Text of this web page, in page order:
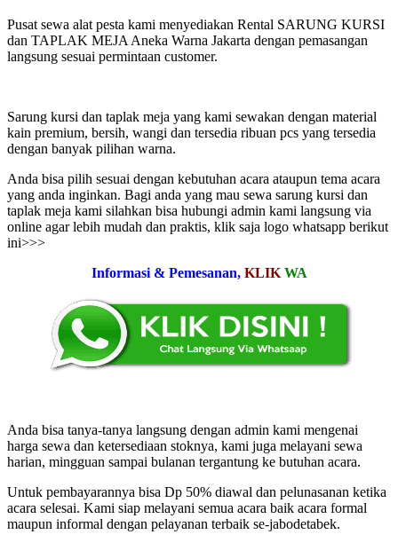
Pusat sewa alat pesta kami menyediakan Rental SARUNG KURSI
dan TAPLAK MEJA Aneka Warna Jakarta dengan pemasangan
langsung sesuai permintaan customer.
Sarung kursi dan taplak meja yang kami sewakan dengan material
kain premium, bersih, wangi dan tersedia ribuan pcs yang tersedia
dengan banyak pilihan warna.
Anda bisa pilih sesuai dengan kebutuhan acara ataupun tema acara
yang anda inginkan. Bagi anda yang mau sewa sarung kursi dan
taplak meja kami silahkan bisa hubungi admin kami langsung via
online agar lebih mudah dan praktis, klik saja logo whatsapp berikut
ini>>>
Informasi & Pemesanan, KLIK WA
Anda bisa tanya-tanya langsung dengan admin kami mengenai
harga sewa dan ketersediaan stoknya, kami juga melayani sewa
harian, mingguan sampai bulanan tergantung ke butuhan acara.
Untuk pembayarannya bisa Dp 50% diawal dan pelunasanan ketika
acara selesai. Kami siap melayani semua acara baik acara formal
maupun informal dengan pelayanan terbaik se-jabodetabek.